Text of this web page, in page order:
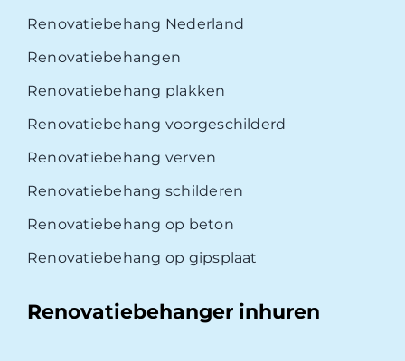
Renovatiebehang Nederland
Renovatiebehangen
Renovatiebehang plakken
Renovatiebehang voorgeschilderd
Renovatiebehang verven
Renovatiebehang schilderen
Renovatiebehang op beton
Renovatiebehang op gipsplaat
Renovatiebehanger inhuren